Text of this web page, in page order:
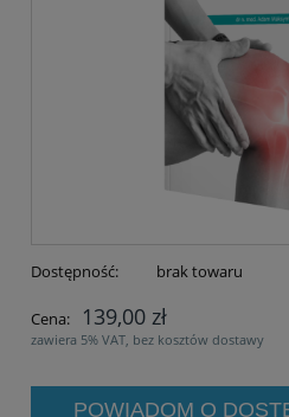
Dostępność: brak towaru
Cena: 139,00 zł
zawiera 5% VAT, bez kosztów dostawy
POWIADOM O